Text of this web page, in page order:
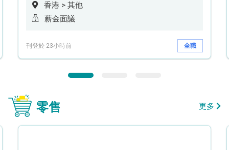
香港 > 其他
薪金面議
刊登於 23小時前 全職
零售 更多